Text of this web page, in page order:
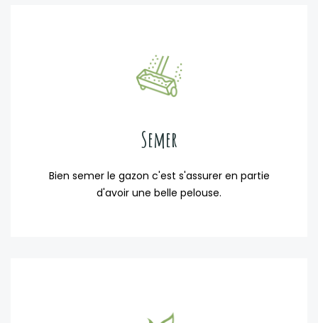
Semer
Bien semer le gazon c'est s'assurer en partie
d'avoir une belle pelouse.